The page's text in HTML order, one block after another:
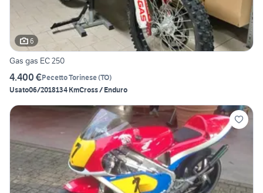
6
Gas gas EC 250
4.400 €Pecetto Torinese(TO)
Usato06/2018134 KmCross / Enduro